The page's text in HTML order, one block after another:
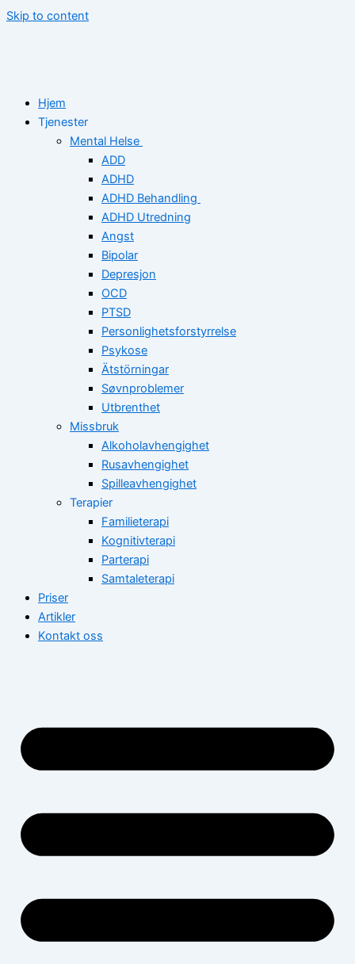
Skip to content
Hjem
Tjenester
Mental Helse
ADD
ADHD
ADHD Behandling
ADHD Utredning
Angst
Bipolar
Depresjon
OCD
PTSD
Personlighetsforstyrrelse
Psykose
Ätstörningar
Søvnproblemer
Utbrenthet
Missbruk
Alkoholavhengighet
Rusavhengighet
Spilleavhengighet
Terapier
Familieterapi
Kognitivterapi
Parterapi
Samtaleterapi
Priser
Artikler
Kontakt oss